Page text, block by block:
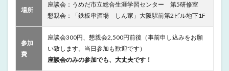
場所
座談会：うめだ市立総合生涯学習センター 第5研修室
懇親会：「鉄板串酒場 しん家」大阪駅前第2ビル地下1F
参加
費
座談会300円、懇親会2,500円前後（事前申し込みをお願
い致します。当日参加も歓迎です）
座談会のみの参加でも、大丈夫です！